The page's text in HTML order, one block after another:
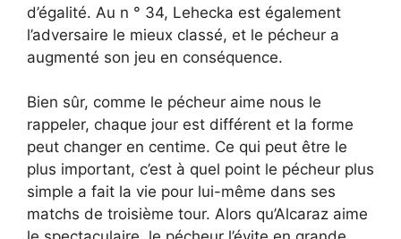
d’égalité. Au n ° 34, Lehecka est également
l’adversaire le mieux classé, et le pécheur a
augmenté son jeu en conséquence.
Bien sûr, comme le pécheur aime nous le
rappeler, chaque jour est différent et la forme
peut changer en centime. Ce qui peut être le
plus important, c’est à quel point le pécheur plus
simple a fait la vie pour lui-même dans ses
matchs de troisième tour. Alors qu’Alcaraz aime